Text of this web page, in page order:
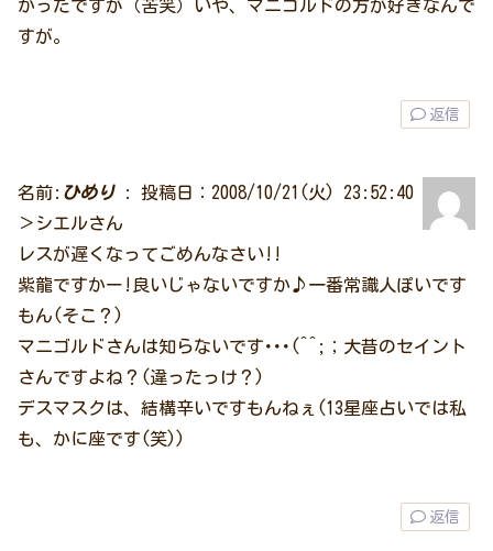
かったですが（苦笑）いや、マニゴルドの方が好きなんで
すが。
返信
名前: ひめり:
投稿日：2008/10/21(火) 23:52:40
＞シエルさん
レスが遅くなってごめんなさい!!
紫龍ですかー!良いじゃないですか♪一番常識人ぽいです
もん(そこ？)
マニゴルドさんは知らないです･･･(^^;；大昔のセイント
さんですよね？(違ったっけ？)
デスマスクは、結構辛いですもんねぇ(13星座占いでは私
も、かに座です(笑))
返信